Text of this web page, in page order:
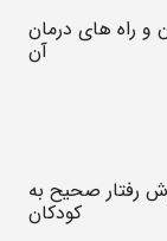
و راه های درمان
آن
رفتار صحیح به
کودکان